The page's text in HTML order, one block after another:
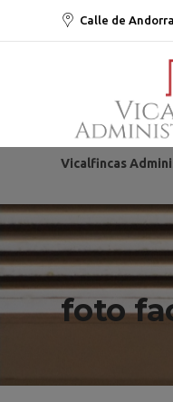
Calle de
Vicalfincas
foto